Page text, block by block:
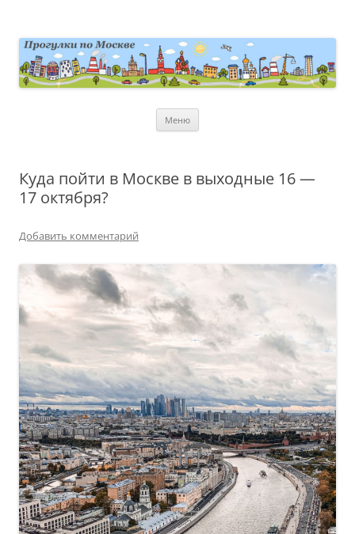
Меню
Куда пойти в Москве в выходные 16 —
17 октября?
Добавить комментарий